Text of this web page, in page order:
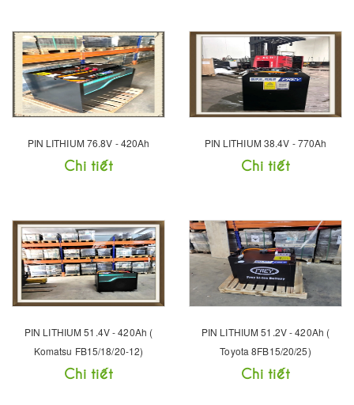
PIN LITHIUM 76.8V - 420Ah
Chi tiết
PIN LITHIUM 38.4V - 770Ah
Chi tiết
PIN LITHIUM 51.4V - 420Ah (
Komatsu FB15/18/20-12)
Chi tiết
PIN LITHIUM 51.2V - 420Ah (
Toyota 8FB15/20/25)
Chi tiết